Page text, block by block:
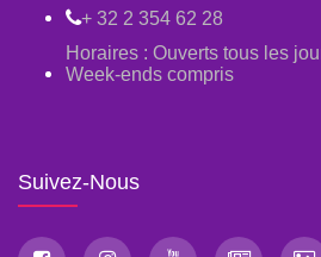
+ 32 2 354 62 28
Horaires : Ouverts tous les
Week-ends compris
Suivez-Nous